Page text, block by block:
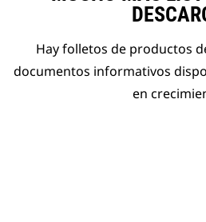
Hay folletos de productos
documentos informativos
en